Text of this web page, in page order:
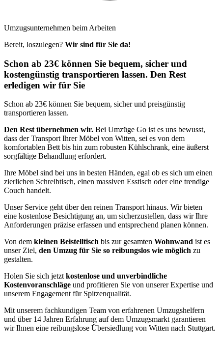
Umzugsunternehmen beim Arbeiten
Bereit, loszulegen? Wir sind für Sie da!
Schon ab 23€ können Sie bequem, sicher und
kostengünstig transportieren lassen. Den Rest
erledigen wir für Sie
Schon ab 23€ können Sie bequem, sicher und preisgünstig
transportieren lassen.
Den Rest übernehmen wir. Bei Umzüge Go ist es uns bewusst,
dass der Transport Ihrer Möbel von Witten, sei es von dem
komfortablen Bett bis hin zum robusten Kühlschrank, eine äußerst
sorgfältige Behandlung erfordert.
Ihre Möbel sind bei uns in besten Händen, egal ob es sich um einen
zierlichen Schreibtisch, einen massiven Esstisch oder eine trendige
Couch handelt.
Unser Service geht über den reinen Transport hinaus. Wir bieten
eine kostenlose Besichtigung an, um sicherzustellen, dass wir Ihre
Anforderungen präzise erfassen und entsprechend planen können.
Von dem kleinen Beistelltisch bis zur gesamten Wohnwand ist es
unser Ziel, den Umzug für Sie so reibungslos wie möglich zu
gestalten.
Holen Sie sich jetzt kostenlose und unverbindliche
Kostenvoranschläge und profitieren Sie von unserer Expertise und
unserem Engagement für Spitzenqualität.
Mit unserem fachkundigen Team von erfahrenen Umzugshelfern
und über 14 Jahren Erfahrung auf dem Umzugsmarkt garantieren
wir Ihnen eine reibungslose Übersiedlung von Witten nach Stuttgart.